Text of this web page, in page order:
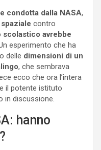
condotta dalla NASA,
contro
scolastico avrebbe
esperimento che ha
delle dimensioni di un
, che sembrava
ecco che ora l’intera
il potente istituto
in discussione.
hanno